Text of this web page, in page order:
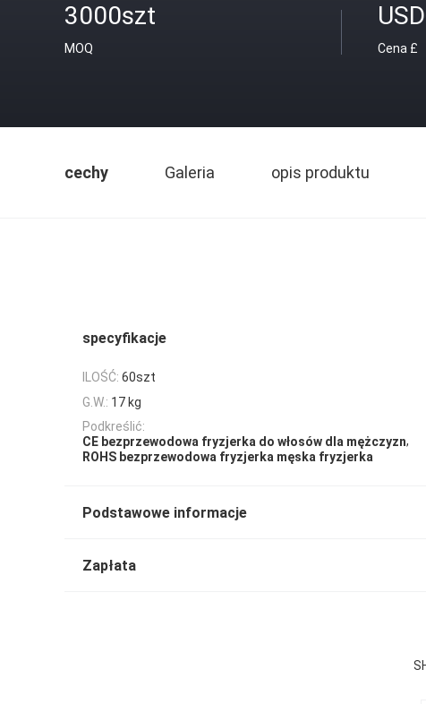
3000szt
MOQ Cena £
cechy Galeria opis produktu
specyfikacje
ILOŚĆ: 60szt
G.W.: 17 kg
Podkreślić:
CE bezprzewodowa fryzjerka do włosów dla mężczyzn,
ROHS bezprzewodowa fryzjerka męska fryzjerka
Podstawowe informacje
Zapłata